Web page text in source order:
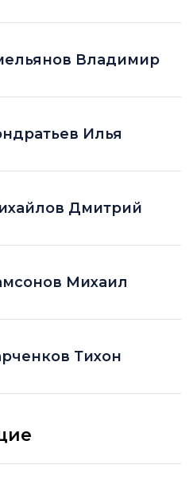
Владимир
Илья
Дмитрий
Михаил
Тихон